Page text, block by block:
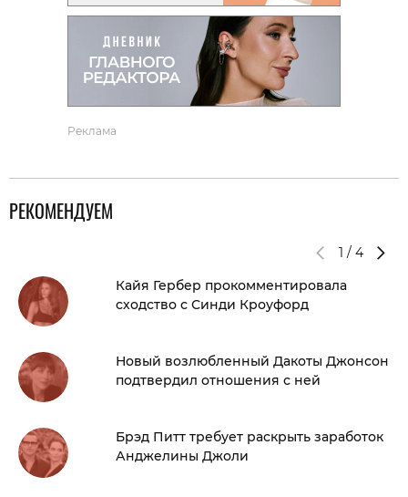
Реклама
РЕКОМЕНДУЕМ
1 / 4
Кайя Гербер прокомментировала
сходство с Синди Кроуфорд
Новый возлюбленный Дакоты Джонсон
подтвердил отношения с ней
Брэд Питт требует раскрыть заработок
Анджелины Джоли